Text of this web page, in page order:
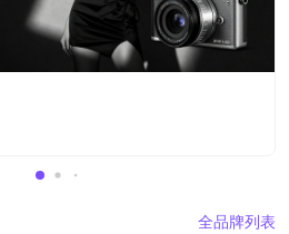
全品牌列表